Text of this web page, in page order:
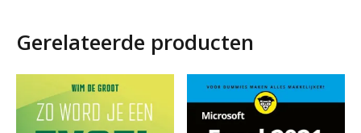
Gerelateerde producten